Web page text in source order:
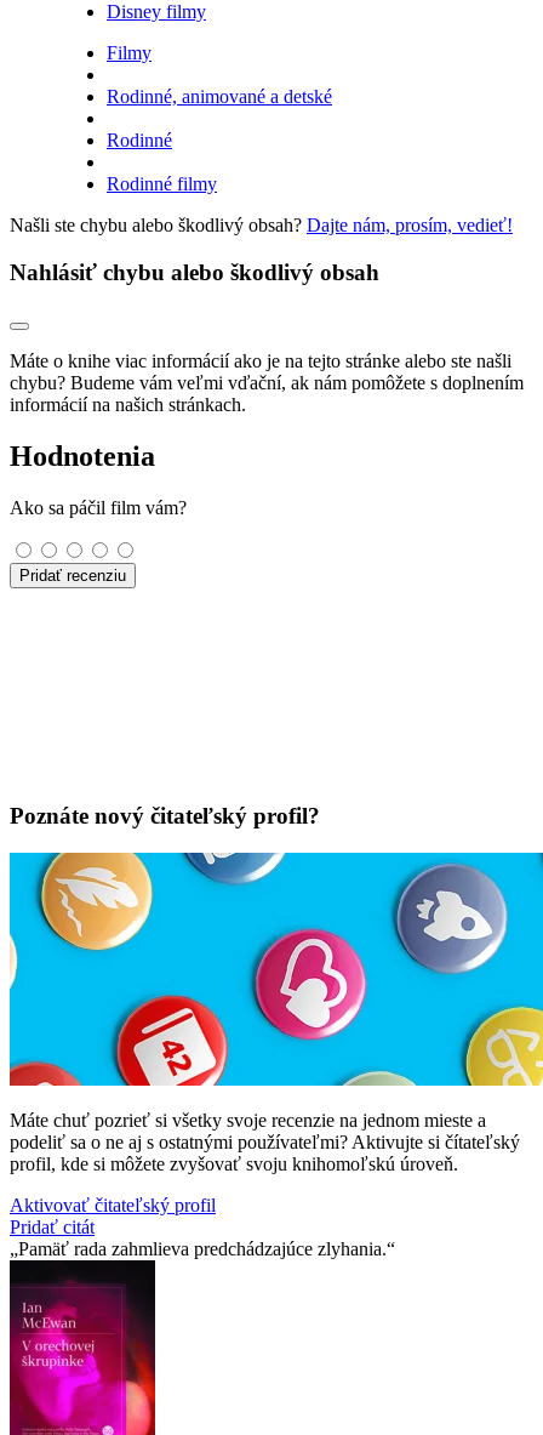
Disney filmy
Filmy
Rodinné, animované a detské
Rodinné
Rodinné filmy
Našli ste chybu alebo škodlivý obsah? Dajte nám, prosím, vedieť!
Nahlásiť chybu alebo škodlivý obsah
Máte o knihe viac informácií ako je na tejto stránke alebo ste našli
chybu? Budeme vám veľmi vďační, ak nám pomôžete s doplnením
informácií na našich stránkach.
Hodnotenia
Ako sa páčil film vám?
Pridať recenziu
Poznáte nový čitateľský profil?
Máte chuť pozrieť si všetky svoje recenzie na jednom mieste a
podeliť sa o ne aj s ostatnými používateľmi? Aktivujte si čítateľský
profil, kde si môžete zvyšovať svoju knihomoľskú úroveň.
Aktivovať čitateľský profil
Pridať citát
Pamäť rada zahmlieva predchádzajúce zlyhania.